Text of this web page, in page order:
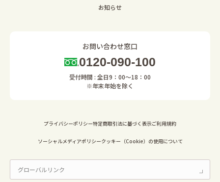
お知らせ
お問い合わせ窓口
0120-090-100
受付時間 : 全日9：00～18：00
※年末年始を除く
プライバシーポリシー特定商取引法に基づく表示ご利用規約
ソーシャルメディアポリシークッキー（Cookie）の使用について